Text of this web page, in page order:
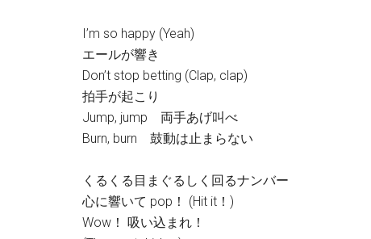
I’m so happy (Yeah)
エールが響き
Don’t stop betting (Clap, clap)
拍手が起こり
Jump, jump 両手あげ叫べ
Burn, burn 鼓動は止まらない
くるくる目まぐるしく回るナンバー
心に響いて pop！ (Hit it！)
Wow！ 吸い込まれ！